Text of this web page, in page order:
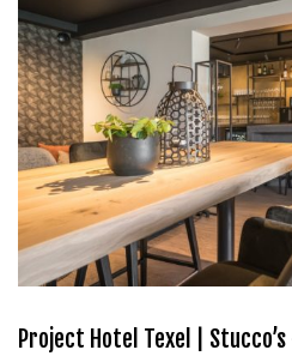
Project Hotel Texel | Stucco’s